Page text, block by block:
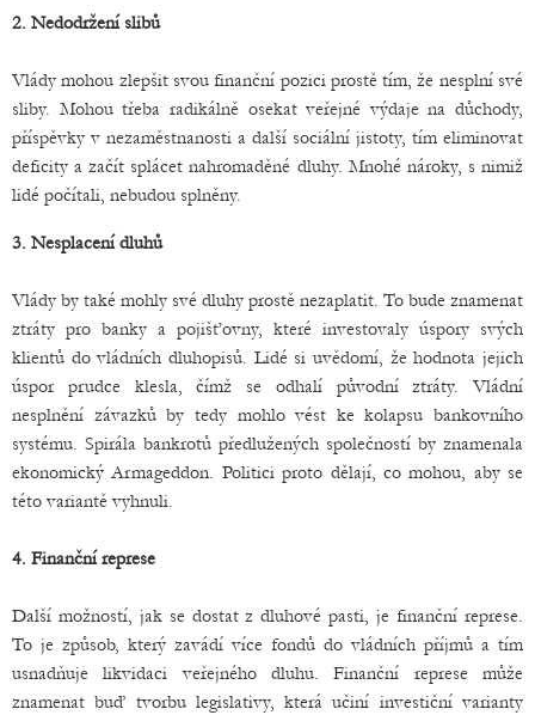
2. Nedodržení slibů
Vlády mohou zlepšit svou finanční pozici prostě tím, že nesplní své
sliby. Mohou třeba radikálně osekat veřejné výdaje na důchody,
příspěvky v nezaměstnanosti a další sociální jistoty, tím eliminovat
deficity a začít splácet nahromaděné dluhy. Mnohé nároky, s nimiž
lidé počítali, nebudou splněny.
3. Nesplacení dluhů
Vlády by také mohly své dluhy prostě nezaplatit. To bude znamenat
ztráty pro banky a pojišťovny, které investovaly úspory svých
klientů do vládních dluhopisů. Lidé si uvědomí, že hodnota jejich
úspor prudce klesla, čímž se odhalí původní ztráty. Vládní
nesplnění závazků by tedy mohlo vést ke kolapsu bankovního
systému. Spirála bankrotů předlužených společností by znamenala
ekonomický Armageddon. Politici proto dělají, co mohou, aby se
této variantě vyhnuli.
4. Finanční represe
Další možností, jak se dostat z dluhové pasti, je finanční represe.
To je způsob, který zavádí více fondů do vládních příjmů a tím
usnadňuje likvidaci veřejného dluhu. Finanční represe může
znamenat buď tvorbu legislativy, která učiní investiční varianty